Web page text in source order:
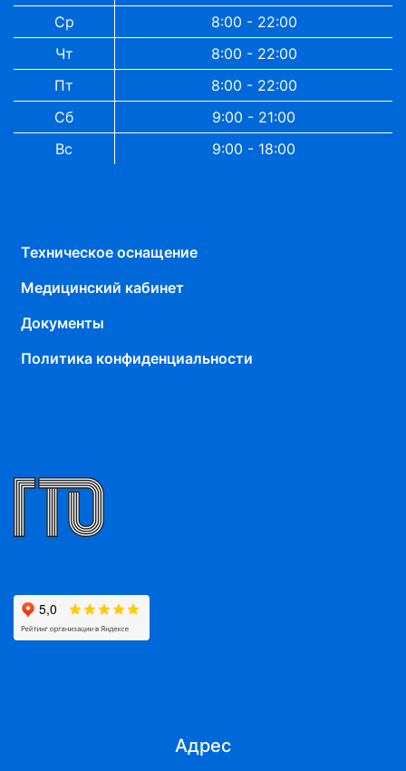
Ср
8:00 - 22:00
Чт
8:00 - 22:00
Пт
8:00 - 22:00
Сб
9:00 - 21:00
Вс
9:00 - 18:00
Техническое оснащение
Медицинский кабинет
Документы
Политика конфиденциальности
Адрес